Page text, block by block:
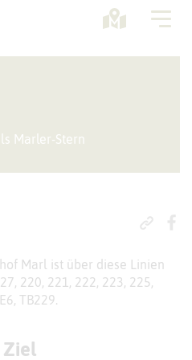
Marler-Stern
Marl ist über diese Linien
220, 221, 222, 223, 225,
TB229.
Ziel